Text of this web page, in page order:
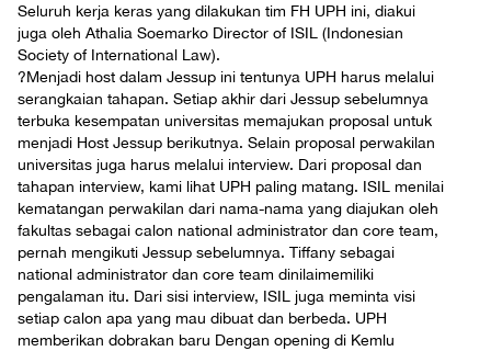
Seluruh kerja keras yang dilakukan tim FH UPH ini, diakui
juga oleh Athalia Soemarko Director of ISIL (Indonesian
Society of International Law).
?Menjadi host dalam Jessup ini tentunya UPH harus melalui
serangkaian tahapan. Setiap akhir dari Jessup sebelumnya
terbuka kesempatan universitas memajukan proposal untuk
menjadi Host Jessup berikutnya. Selain proposal perwakilan
universitas juga harus melalui interview. Dari proposal dan
tahapan interview, kami lihat UPH paling matang. ISIL menilai
kematangan perwakilan dari nama-nama yang diajukan oleh
fakultas sebagai calon national administrator dan core team,
pernah mengikuti Jessup sebelumnya. Tiffany sebagai
national administrator dan core team dinilaimemiliki
pengalaman itu. Dari sisi interview, ISIL juga meminta visi
setiap calon apa yang mau dibuat dan berbeda. UPH
memberikan dobrakan baru Dengan opening di Kemlu